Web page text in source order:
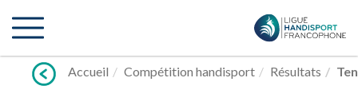
vers
Accueil
Compétition handisport Résultats